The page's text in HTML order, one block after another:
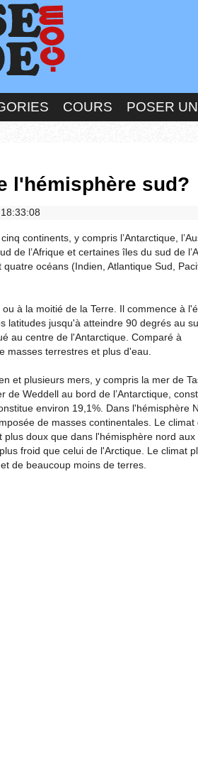
COURS POSER
l'hémisphère sud?
continents, y compris l’Antarctique,
de l’Afrique et certaines îles du sud de
océans (Indien, Atlantique Sud,
à la moitié de la Terre. Il commence à
latitudes jusqu'à atteindre 90 degrés au
au centre de l'Antarctique. Comparé à
masses terrestres et plus d'eau.
et plusieurs mers, y compris la mer de
de Weddell au bord de l’Antarctique,
environ 19,1%. Dans l'hémisphère
de masses continentales. Le climat
doux que dans l'hémisphère nord aux
froid que celui de l'Arctique. Le climat
de beaucoup moins de terres.